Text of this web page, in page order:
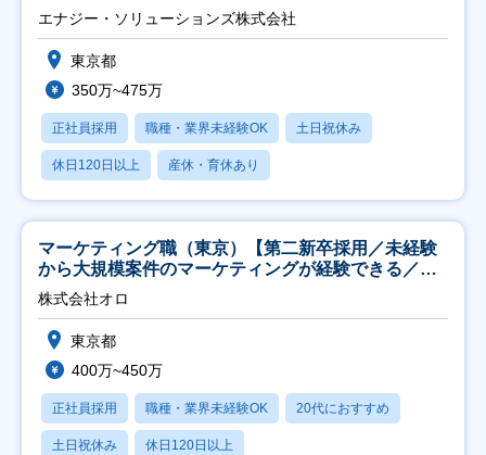
エナジー・ソリューションズ株式会社
東京都
350万~475万
正社員採用 職種・業界未経験OK 土日祝休み
休日120日以上 産休・育休あり
マーケティング職（東京）【第二新卒採用／未経験
から大規模案件のマーケティングが経験できる／研
修充実】
株式会社オロ
東京都
400万~450万
正社員採用 職種・業界未経験OK 20代におすすめ
土日祝休み 休日120日以上